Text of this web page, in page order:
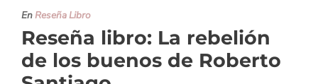
EnReseña Libro
Reseña libro: La rebelión
de los buenos de Roberto